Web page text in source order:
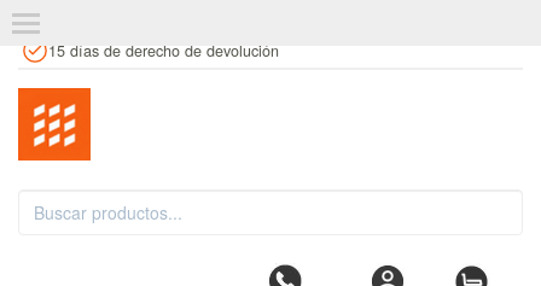
15 días de derecho de devolución